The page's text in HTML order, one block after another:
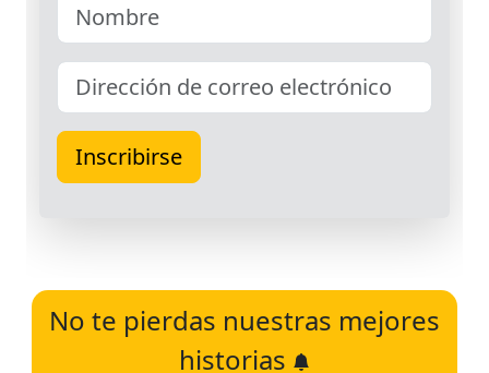
No te pierdas nuestras mejores
historias